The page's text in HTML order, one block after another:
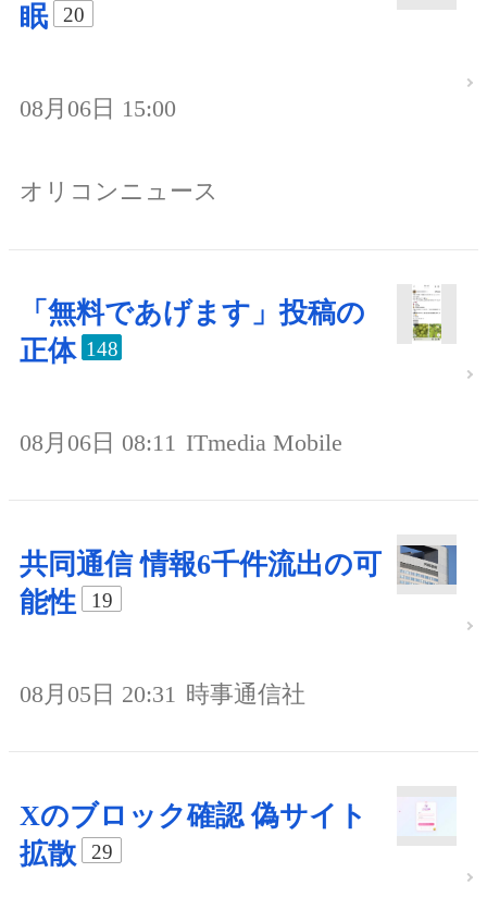
眠
20
08月06日 15:00
オリコンニュース
「無料であげます」投稿の
正体 148
08月06日 08:11 ITmedia Mobile
共同通信 情報6千件流出の可
能性
19
08月05日 20:31 時事通信社
Xのブロック確認 偽サイト
拡散
29